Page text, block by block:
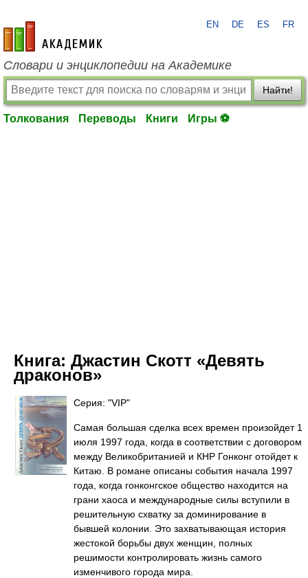
academic.ru
EN DE ES FR
Словари и энциклопедии на Академике
Найти!
Толкования Переводы Книги Игры ⚽
Книга: Джастин Скотт «Девять
драконов»
Серия: "VIP"
Самая большая сделка всех времен произойдет 1
июля 1997 года, когда в соответствии с договором
между Великобританией и КНР Гонконг отойдет к
Китаю. В романе описаны события начала 1997
года, когда гонконгское общество находится на
грани хаоса и международные силы вступили в
решительную схватку за доминирование в
бывшей колонии. Это захватывающая история
жестокой борьбы двух женщин, полных
решимости контролировать жизнь самого
изменчивого города мира.